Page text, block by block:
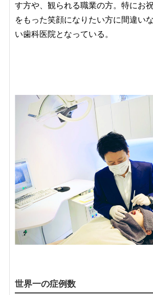
す方や、観られる職業の方。特にお
をもった笑顔になりたい方に間違い
い歯科医院となっている。
世界一の症例数